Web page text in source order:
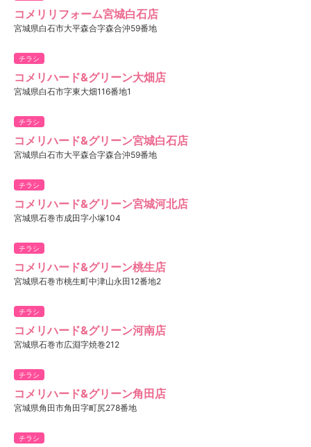
コメリリフォーム宮城白石店
宮城県白石市大平森合字森合沖59番地
チラシ
コメリハード&グリーン大畑店
宮城県白石市字東大畑116番地1
チラシ
コメリハード&グリーン宮城白石店
宮城県白石市大平森合字森合沖59番地
チラシ
コメリハード&グリーン宮城河北店
宮城県石巻市成田字小塚104
チラシ
コメリハード&グリーン桃生店
宮城県石巻市桃生町中津山永田12番地2
チラシ
コメリハード&グリーン河南店
宮城県石巻市広淵字焼巻212
チラシ
コメリハード&グリーン角田店
宮城県角田市角田字町尻278番地
チラシ